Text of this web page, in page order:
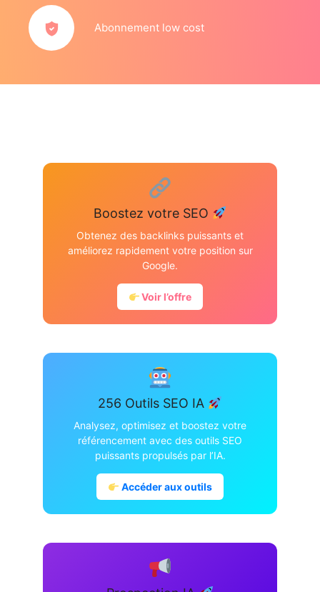
Abonnement low cost
Boostez votre SEO
Obtenez des backlinks puissants et
améliorez rapidement votre position sur
Google.
Voir l’offre
256 Outils SEO IA
Analysez, optimisez et boostez votre
référencement avec des outils SEO
puissants propulsés par l’IA.
Accéder aux outils